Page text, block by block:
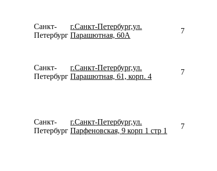
Санкт-
Петербург
г.Санкт-Петербург,ул.
Парашютная, 60А
Санкт-
Петербург
г.Санкт-Петербург,ул.
Парашютная, 61, корп. 4
Санкт-
Петербург
г.Санкт-Петербург,ул.
Парфеновская, 9 корп 1 стр 1